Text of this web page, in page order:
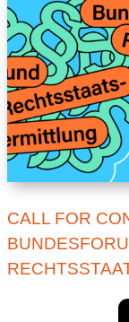
CALL FOR